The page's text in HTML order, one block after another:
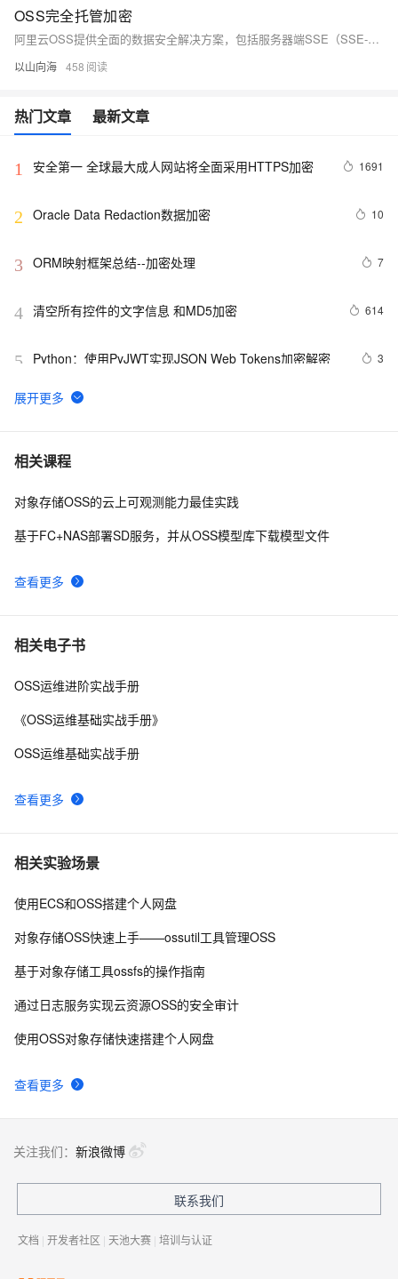
OSS完全托管加密
阿里云OSS提供全面的数据安全解决方案，包括服务器端SSE（SSE-C和SSE-KMS）和客户端CSE加密。SSE-C允许用户自定义密钥，SSE-KMS则利用KMS托管密钥，简化管理。CSE则在上传前于客户端加密数据。这些功能确保数据静态时的安全，即使数据传输被拦截，也能保护数据隐私。用户可根据业务需求选择合适的加密策略。
以山向海 458
热门文章 最新文章
1 安全第一 全球最大成人网站将全面采用HTTPS加密 1691
2 Oracle Data Redaction数据加密 10
3 ORM映射框架总结--加密处理 7
4 清空所有控件的文字信息 和MD5加密 614
5 Python：使用PyJWT实现JSON Web Tokens加密解密 3
6 Spring Boot中的数据加密与解密
7 【Android 安全】DEX 加密 ( 常用 Android 反编译工具 |
8 ShardingSphere 实现数据加密（脱敏）第一篇
相关课程
查看更多
对象存储OSS的云上可观测能力最佳实践
基于FC+NAS部署SD服务，并从OSS模型库下载模型文件
相关电子书
查看更多
OSS运维进阶实战手册
《OSS运维基础实战手册》
OSS运维基础实战手册
相关实验场景
查看更多
使用ECS和OSS搭建个人网盘
对象存储OSS快速上手——ossutil工具管理OSS
基于对象存储工具ossfs的操作指南
通过日志服务实现云资源OSS的安全审计
使用OSS对象存储快速搭建个人网盘
关注我们： 新浪微博
联系我们
文档 | 开发者社区 | 天池大赛 | 培训与认证